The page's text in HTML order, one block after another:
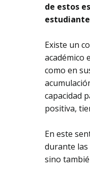
de estos
Existe un
académico
como en
capacidad
positiva,
En este
durante
sino